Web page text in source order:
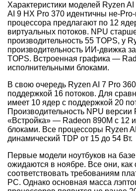
Характеристики моделей Ryzen
AI 9 HX Pro 370 идентичны не-
процессора предлагают по 12
виртуальных потоков. NPU
производительность 55 TOPS, у
производительность ИИ-движка
TOPS. Встроенная графика —
исполнительными блоками.
В свою очередь Ryzen AI 7 Pro
поддержкой 16 потоков. Для
имеет 10 ядер с поддержкой 20
Производительность NPU
«Встройка» — Radeon 890M с 12
блоками. Все процессоры Ryzen
динамический TDP от 15 до 54 Вт.
Первые модели ноутбуков на
ожидаются в ноябре. Все они, как
соответствовать требованиям
PC. Однако основная масса